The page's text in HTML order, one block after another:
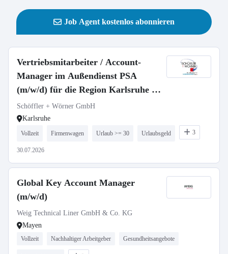
Job Agent kostenlos abonnieren
Vertriebsmitarbeiter / Account-
Manager im Außendienst PSA
(m/w/d) für die Region Karlsruhe /
Heilbronn / Pforzheim / Offenburg
Schöffler + Wörner GmbH
Karlsruhe
Vollzeit Firmenwagen Urlaub >= 30 Urlaubsgeld 3
30.07.2026
Global Key Account Manager
(m/w/d)
Weig Technical Liner GmbH & Co. KG
Mayen
Vollzeit Nachhaltiger Arbeitgeber Gesundheitsangebote